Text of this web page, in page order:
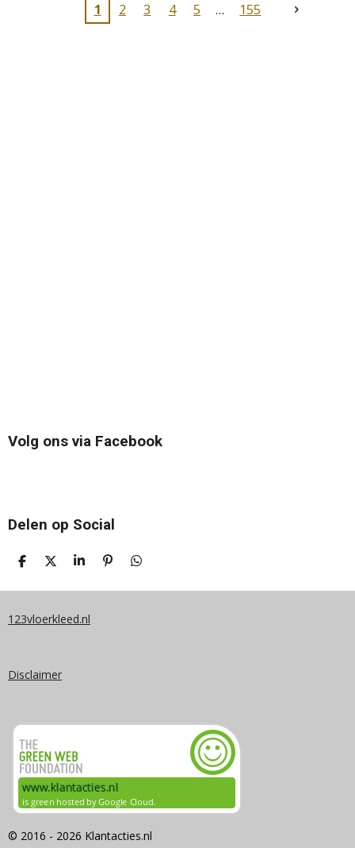
1
2 3 4 5 155
Volg ons via Facebook
Delen op Social
D
L
N
D
E
S
A
E
P
N
D
L
123vloerkleed.nl
Disclaimer
© 2016 - 2026 Klantacties.nl